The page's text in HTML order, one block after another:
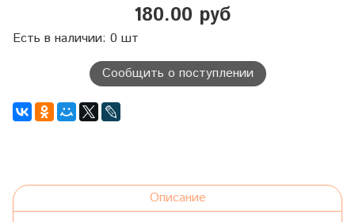
180.00 руб
Есть в наличии: 0 шт
Сообщить о поступлении
Описание